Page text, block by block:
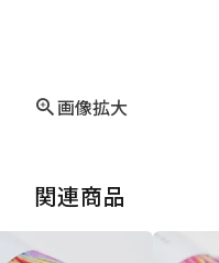
画像拡大
関連商品